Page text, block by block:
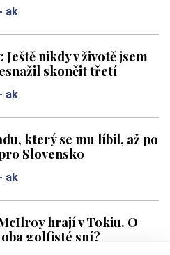
ak
nikdy v životě jsem
skončit třetí
ak
který se mu líbil, až po
Slovensko
ak
hrají v Tokiu. O
golfisté sní?